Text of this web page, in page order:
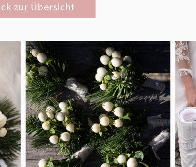
zur Übersicht